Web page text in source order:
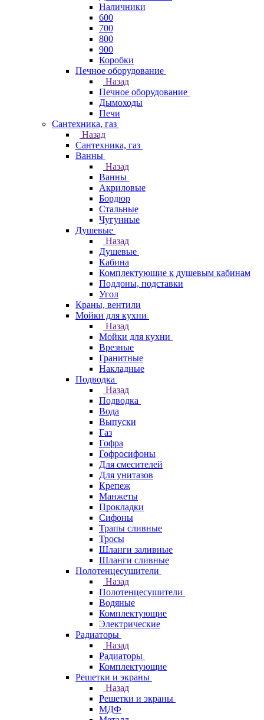
Наличники
600
700
800
900
Коробки
Печное оборудование
Назад
Печное оборудование
Дымоходы
Печи
Сантехника, газ
Назад
Сантехника, газ
Ванны
Назад
Ванны
Акриловые
Бордюр
Стальные
Чугунные
Душевые
Назад
Душевые
Кабина
Комплектующие к душевым кабинам
Поддоны, подставки
Угол
Краны, вентили
Мойки для кухни
Назад
Мойки для кухни
Врезные
Гранитные
Накладные
Подводка
Назад
Подводка
Вода
Выпуски
Газ
Гофра
Гофросифоны
Для смесителей
Для унитазов
Крепеж
Манжеты
Прокладки
Сифоны
Трапы сливные
Тросы
Шланги заливные
Шланги сливные
Полотенцесушители
Назад
Полотенцесушители
Водяные
Комплектующие
Электрические
Радиаторы
Назад
Радиаторы
Комплектующие
Решетки и экраны
Назад
Решетки и экраны
МДФ